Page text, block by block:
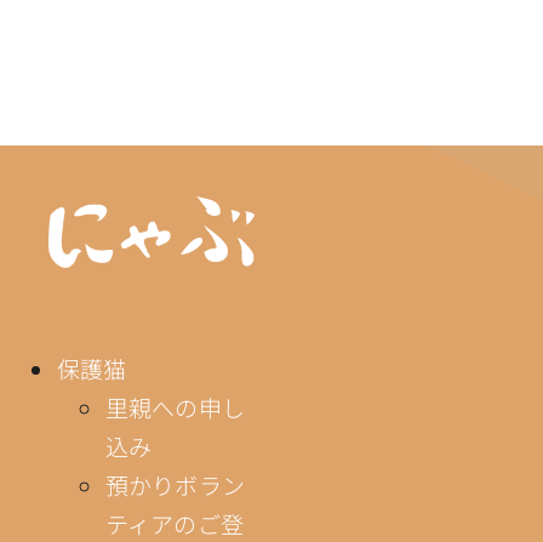
保護猫
里親への申し
込み
預かりボラン
ティアのご登